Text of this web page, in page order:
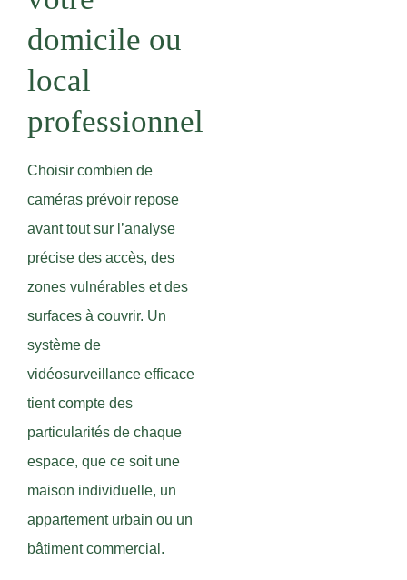
domicile ou
local
professionnel
Choisir combien de
caméras prévoir repose
avant tout sur l’analyse
précise des accès, des
zones vulnérables et des
surfaces à couvrir. Un
système de
vidéosurveillance efficace
tient compte des
particularités de chaque
espace, que ce soit une
maison individuelle, un
appartement urbain ou un
bâtiment commercial.